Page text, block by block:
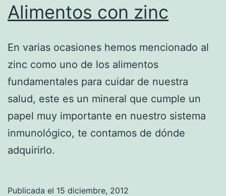
Alimentos con zinc
En varias ocasiones hemos mencionado al
zinc como uno de los alimentos
fundamentales para cuidar de nuestra
salud, este es un mineral que cumple un
papel muy importante en nuestro sistema
inmunológico, te contamos de dónde
adquirirlo.
Publicada el 15 diciembre, 2012